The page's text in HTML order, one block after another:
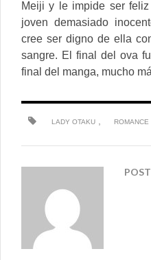
Meiji y le impide ser
joven demasiado
cree ser digno de ella
sangre. El final del ova
final del manga, mucho
LADY OTAKU , ROMANCE